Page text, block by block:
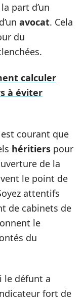
part d’un
avocat. Cela
du
calculer
à éviter
courant que
héritiers pour
de la
le point de
attentifs
de cabinets de
le
du
le défunt a
fort de